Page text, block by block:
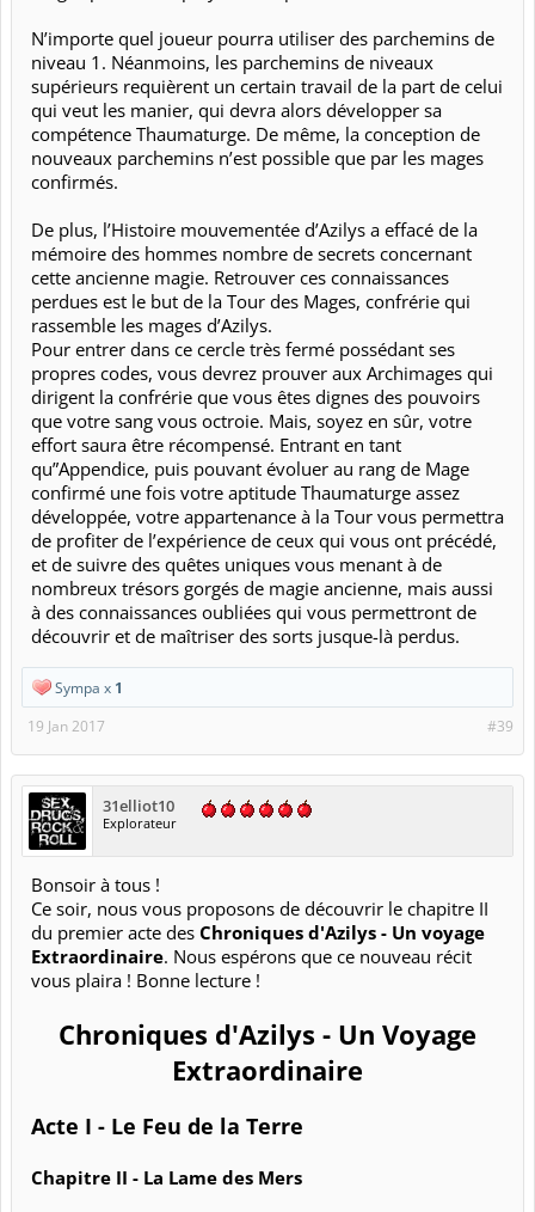
N’importe quel joueur pourra utiliser des parchemins de
niveau 1. Néanmoins, les parchemins de niveaux
supérieurs requièrent un certain travail de la part de celui
qui veut les manier, qui devra alors développer sa
compétence Thaumaturge. De même, la conception de
nouveaux parchemins n’est possible que par les mages
confirmés.
De plus, l’Histoire mouvementée d’Azilys a effacé de la
mémoire des hommes nombre de secrets concernant
cette ancienne magie. Retrouver ces connaissances
perdues est le but de la Tour des Mages, confrérie qui
rassemble les mages d’Azilys.
Pour entrer dans ce cercle très fermé possédant ses
propres codes, vous devrez prouver aux Archimages qui
dirigent la confrérie que vous êtes dignes des pouvoirs
que votre sang vous octroie. Mais, soyez en sûr, votre
effort saura être récompensé. Entrant en tant
qu”Appendice, puis pouvant évoluer au rang de Mage
confirmé une fois votre aptitude Thaumaturge assez
développée, votre appartenance à la Tour vous permettra
de profiter de l’expérience de ceux qui vous ont précédé,
et de suivre des quêtes uniques vous menant à de
nombreux trésors gorgés de magie ancienne, mais aussi
à des connaissances oubliées qui vous permettront de
découvrir et de maîtriser des sorts jusque-là perdus.
Sympa x 1
#39
19 Jan 2017
31elliot10
Explorateur
Bonsoir à tous !
Ce soir, nous vous proposons de découvrir le chapitre II
du premier acte des Chroniques d'Azilys - Un voyage
Extraordinaire. Nous espérons que ce nouveau récit
vous plaira ! Bonne lecture !
Chroniques d'Azilys - Un Voyage
Extraordinaire
Acte I - Le Feu de la Terre
Chapitre II - La Lame des Mers